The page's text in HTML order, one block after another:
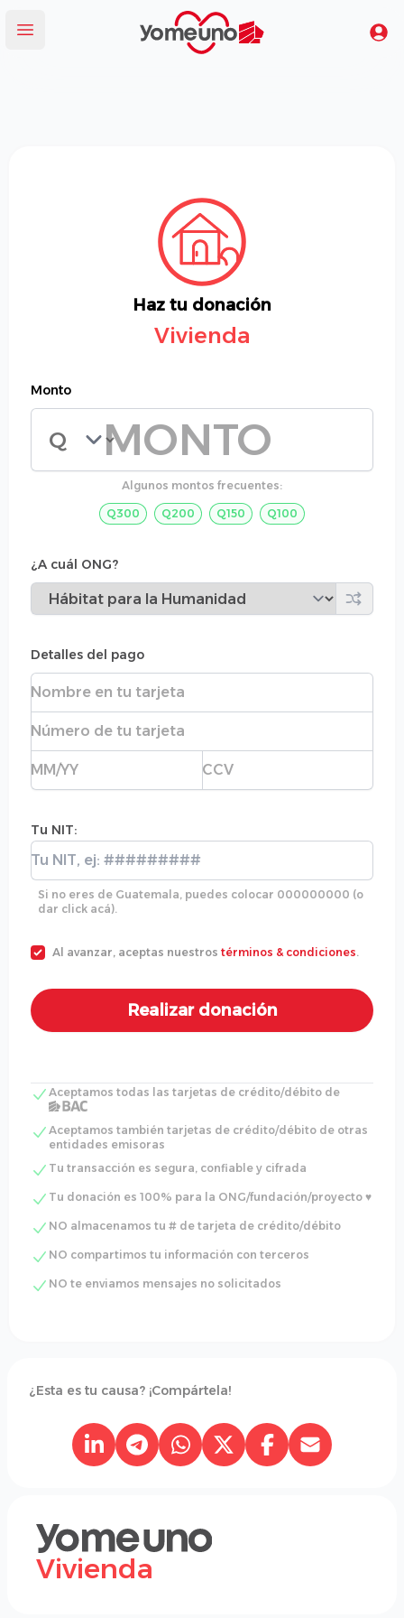
Abrir menú
Yomeuno.com
Haz tu donación
Vivienda
Monto
Monto de la donación
Algunos montos frecuentes:
Q300 Q200 Q150 Q100
¿A cuál ONG?
Detalles del pago
Nombre completo
Número de tarjeta
Fecha de expiración CVC
Tu NIT:
Tu NIT:
Si no eres de Guatemala, puedes colocar 000000000 (o
dar click acá).
Al avanzar, aceptas nuestros términos & condiciones.
Aceptamos todas las tarjetas de crédito/débito de
Aceptamos también tarjetas de crédito/débito de otras
entidades emisoras
Tu transacción es segura, confiable y cifrada
Tu donación es 100% para la ONG/fundación/proyecto ♥
NO almacenamos tu # de tarjeta de crédito/débito
NO compartimos tu información con terceros
NO te enviamos mensajes no solicitados
¿Esta es tu causa? ¡Compártela!
Vivienda